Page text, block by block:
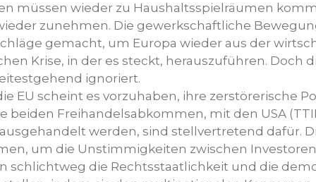
müssen wieder zu Haushaltsspielräumen
zunehmen. Die gewerkschaftliche
gemacht, um Europa wieder aus der
Krise, in der es steckt, herauszuführen. Doch
ignoriert.
EU scheint es vorzuhaben, ihre zerstörerische
beiden Freihandelsabkommen, mit den USA
ausgehandelt werden, sind stellvertretend dafür.
um die Unstimmigkeiten zwischen
schlichtweg die Rechtsstaatlichkeit und die